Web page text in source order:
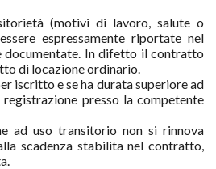
(motivi di lavoro, salute o
espressamente riportate nel
In difetto il contratto
di locazione ordinario.
iscritto e se ha durata superiore ad
registrazione presso la competente
ad uso transitorio non si rinnova
scadenza stabilita nel contratto,